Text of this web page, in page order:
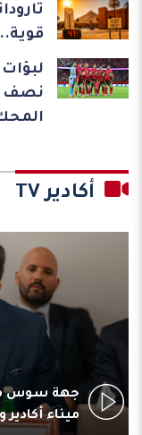
قوية..
أكادير TV
جهة سوس
ميناء